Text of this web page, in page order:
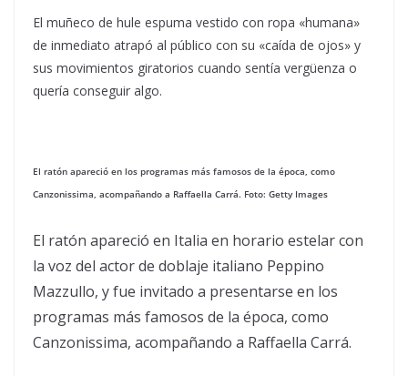
El muñeco de hule espuma vestido con ropa «humana»
de inmediato atrapó al público con su «caída de ojos» y
sus movimientos giratorios cuando sentía vergüenza o
quería conseguir algo.
El ratón apareció en los programas más famosos de la época, como
Canzonissima, acompañando a Raffaella Carrá. Foto: Getty Images
El ratón apareció en Italia en horario estelar con
la voz del actor de doblaje italiano Peppino
Mazzullo, y fue invitado a presentarse en los
programas más famosos de la época, como
Canzonissima, acompañando a Raffaella Carrá.